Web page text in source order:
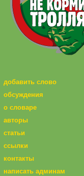
добавить слово
обсуждения
о словаре
авторы
статьи
ссылки
контакты
написать админам